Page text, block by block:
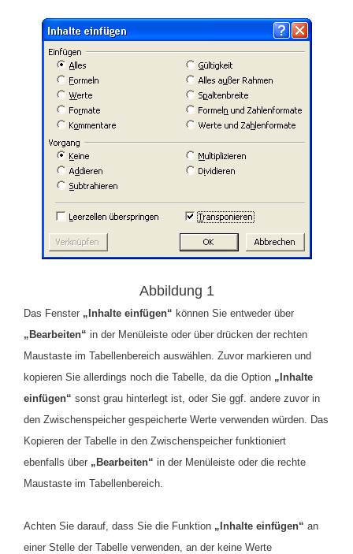
Abbildung 1
Das Fenster „Inhalte einfügen“ können Sie entweder über
„Bearbeiten“ in der Menüleiste oder über drücken der rechten
Maustaste im Tabellenbereich auswählen. Zuvor markieren und
kopieren Sie allerdings noch die Tabelle, da die Option „Inhalte
einfügen“ sonst grau hinterlegt ist, oder Sie ggf. andere zuvor in
den Zwischenspeicher gespeicherte Werte verwenden würden. Das
Kopieren der Tabelle in den Zwischenspeicher funktioniert
ebenfalls über „Bearbeiten“ in der Menüleiste oder die rechte
Maustaste im Tabellenbereich.
Achten Sie darauf, dass Sie die Funktion „Inhalte einfügen“ an
einer Stelle der Tabelle verwenden, an der keine Werte